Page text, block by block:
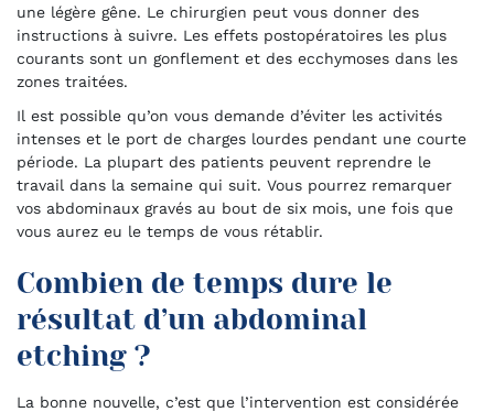
une légère gêne. Le chirurgien peut vous donner des
instructions à suivre. Les effets postopératoires les plus
courants sont un gonflement et des ecchymoses dans les
zones traitées.
Il est possible qu’on vous demande d’éviter les activités
intenses et le port de charges lourdes pendant une courte
période. La plupart des patients peuvent reprendre le
travail dans la semaine qui suit. Vous pourrez remarquer
vos abdominaux gravés au bout de six mois, une fois que
vous aurez eu le temps de vous rétablir.
Combien de temps dure le
résultat d’un abdominal
etching ?
La bonne nouvelle, c’est que l’intervention est considérée